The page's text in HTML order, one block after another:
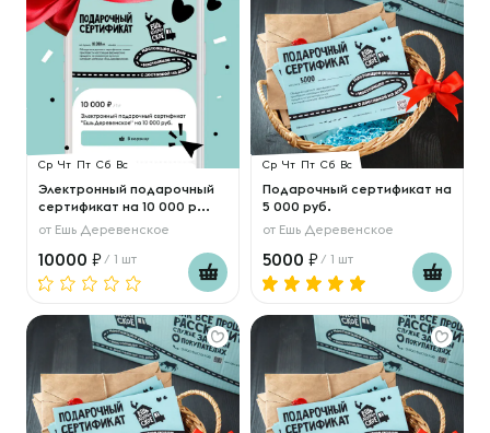
Ср Чт Пт Сб Вс
Электронный подарочный
сертификат на 10 000 р...
от Ешь Деревенское
10000 / 1 шт
Ср Чт Пт Сб Вс
Подарочный сертификат на
5 000 руб.
от Ешь Деревенское
5000 / 1 шт